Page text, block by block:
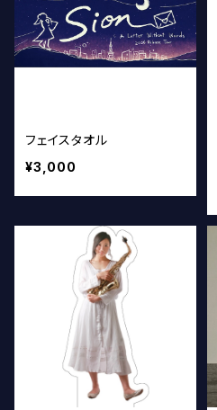
フェイスタオル
¥3,000